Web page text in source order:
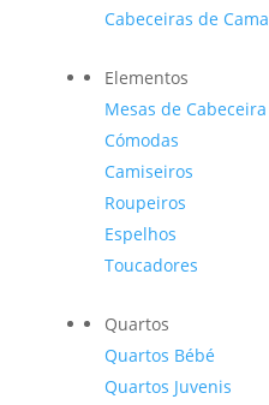
Cabeceiras de Cama
Elementos
Mesas de Cabeceira
Cómodas
Camiseiros
Roupeiros
Espelhos
Toucadores
Quartos
Quartos Bébé
Quartos Juvenis